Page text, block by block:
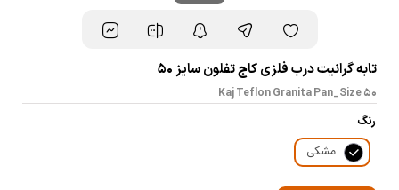
تابه گرانیت درب فلزی کاج تفلون سایز 50
Kaj Teflon Granita Pan_Size 50
رنگ
مشکی